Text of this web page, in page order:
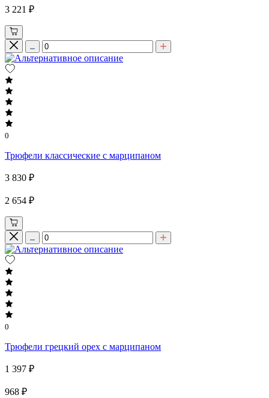
3 221 ₽
0
Трюфели классические с марципаном
3 830 ₽
2 654 ₽
0
Трюфели грецкий орех с марципаном
1 397 ₽
968 ₽